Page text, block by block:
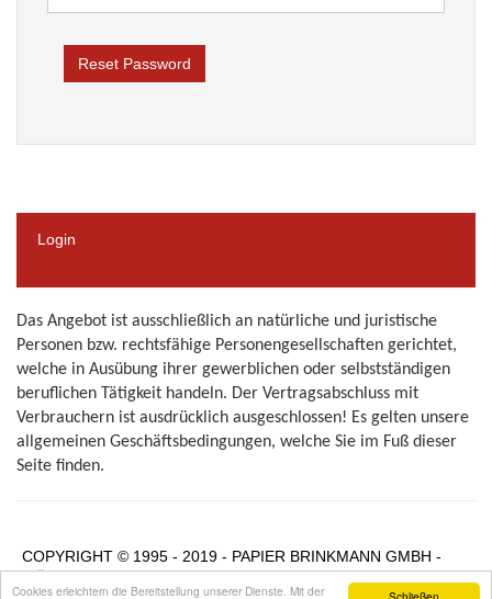
Cookies erleichtern die Bereitstellung unserer Dienste. Mit der
Login
Das Angebot ist ausschließlich an natürliche und juristische
Personen bzw. rechtsfähige Personengesellschaften gerichtet,
welche in Ausübung ihrer gewerblichen oder selbstständigen
beruflichen Tätigkeit handeln. Der Vertragsabschluss mit
Verbrauchern ist ausdrücklich ausgeschlossen! Es gelten unsere
allgemeinen Geschäftsbedingungen, welche Sie im Fuß dieser
Seite finden.
COPYRIGHT © 1995 - 2019 - PAPIER BRINKMANN GMBH -
MÜNSTER